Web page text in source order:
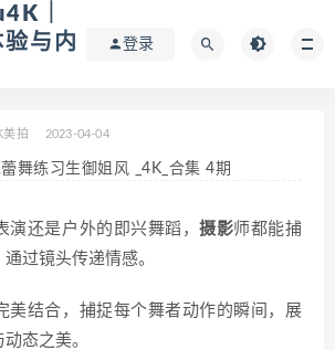
｜
与内
登录
美拍 2023-04-04
舞练习生御姐风 _4K_合集 4期
演还是户外的即兴舞蹈，摄影师都能捕
过镜头传递情感。
美结合，捕捉每个舞者动作的瞬间，展
态之美。